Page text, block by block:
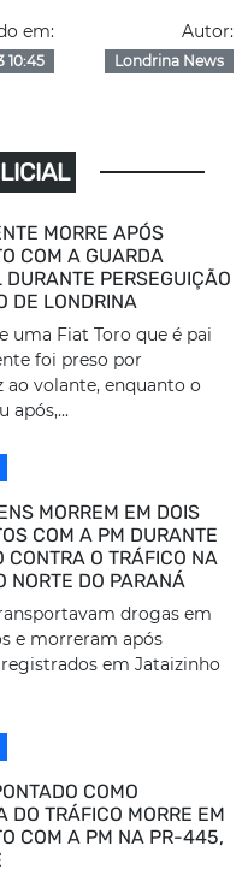
em:
10:45
Autor:
Londrina News
MORRE APÓS
COM A GUARDA
DURANTE PERSEGUIÇÃO
DE LONDRINA
uma Fiat Toro que é pai
foi preso por
ao volante, enquanto o
após,...
MORREM EM DOIS
COM A PM DURANTE
CONTRA O TRÁFICO NA
NORTE DO PARANÁ
drogas em
e morreram após
em Jataizinho
COMO
DO TRÁFICO MORRE EM
COM A PM NA PR-445,